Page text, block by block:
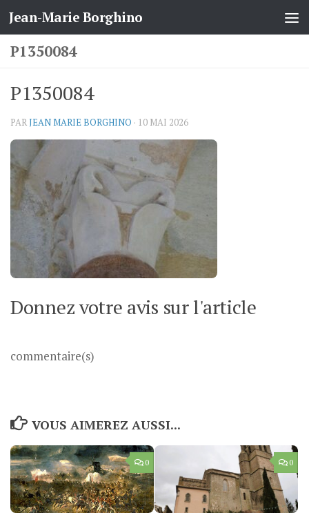
Skip to content
Jean-Marie Borghino
P1350084
P1350084
PARJEAN MARIE BORGHINO · 10 MAI 2026
Donnez votre avis sur l'article
commentaire(s)
VOUS AIMEREZ AUSSI...
0 0